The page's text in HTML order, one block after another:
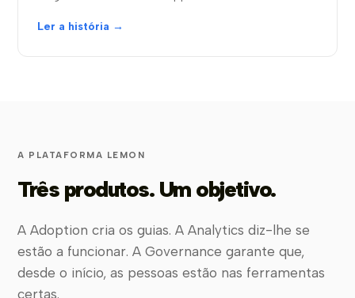
Ler a história →
A PLATAFORMA LEMON
Três produtos. Um objetivo.
A Adoption cria os guias. A Analytics diz-lhe se
estão a funcionar. A Governance garante que,
desde o início, as pessoas estão nas ferramentas
certas.